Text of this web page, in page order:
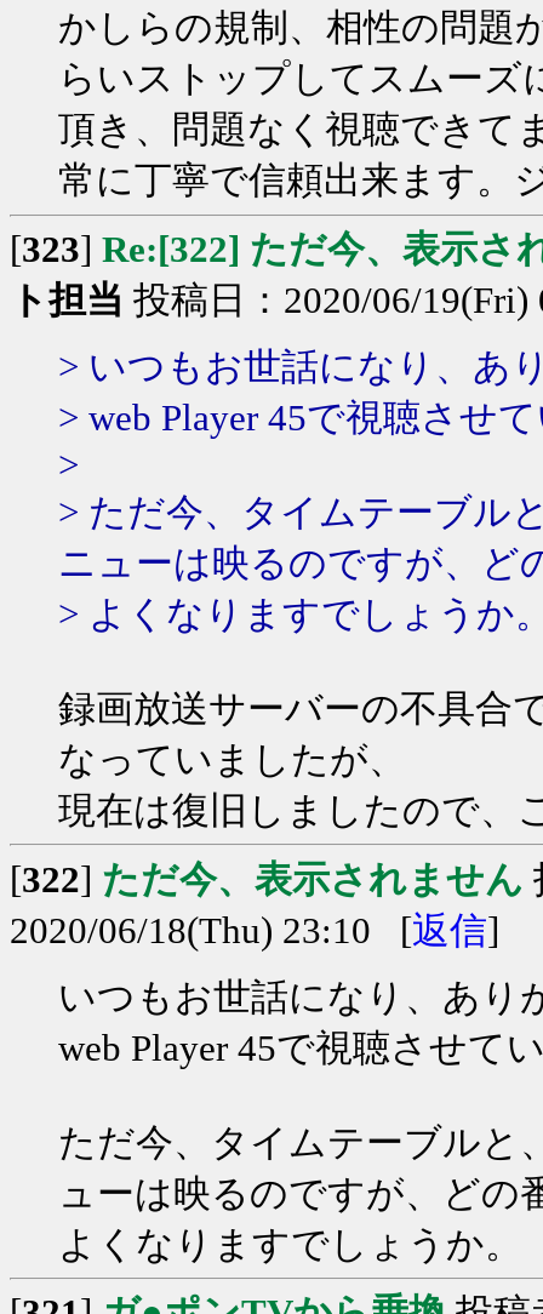
かしらの規制、相性の問題
らいストップしてスムーズ
頂き、問題なく視聴できて
常に丁寧で信頼出来ます。
[323] Re:[322] ただ今、表示さ
ト担当 投稿日：2020/06/
> いつもお世話になり、あ
> web Player 45で視聴させ
>
> ただ今、タイムテーブル
ニューは映るのですが、ど
> よくなりますでしょうか
録画放送サーバーの不具合
なっていましたが、
現在は復旧しましたので、
[322] ただ今、表示されません
2020/06/18(Thu) 23:10 [返信]
いつもお世話になり、あり
web Player 45で視聴させて
ただ今、タイムテーブルと
ューは映るのですが、どの
よくなりますでしょうか。